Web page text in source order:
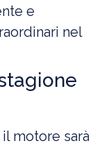
e
nel
motore sarà